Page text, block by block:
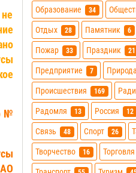
№
Образование 34
Отдых 28 Памятник 6
Пожар 33 Праздник 21
Предприятие 7 Природа
Происшествия 169
Радомля 13 Россия 12
Связь 48 Спорт 26
Творчество 16 Торговля